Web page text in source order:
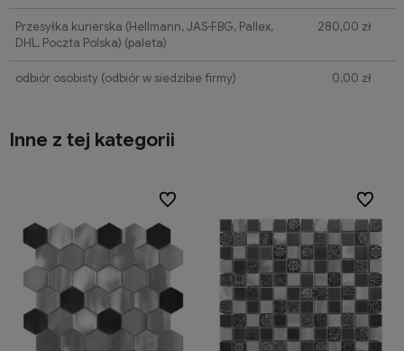
Przesyłka kurierska (Hellmann, JAS-FBG, Pallex,
DHL, Poczta Polska) (paleta)
280,00 zł
odbiór osobisty(odbiór w siedzibie firmy) 0,00 zł
Inne z tej kategorii
Do ulubionych
Do ulubionych Do
Do